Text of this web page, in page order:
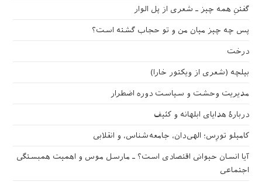
گفتنِ همه چیز ـ شعری از پل الوار
پس چه چیز میان من و تو حجاب گشته است؟
درخت
بیلچه (شعری از ویکتور خارا)
مدیریت وحشت و سیاست دوره اضطرار
دربارهٔ هدایای ابلهانه و کثیف
کامیلو تورِس؛ الهی‌دان، جامعه‌شناس، و انقلابی
آیا انسان حیوانی اقتصادی است؟ ـ مارسل موس و اهمیت همبستگی
اجتماعی